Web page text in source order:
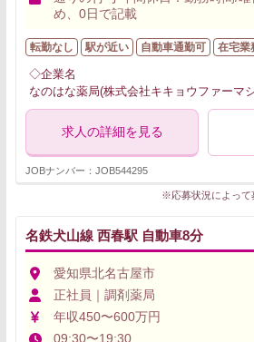
め、0日で記載
転勤なし 駅が近い 自動車通勤可 在宅業
◇企業名
なのはな薬局(株式会社キキョウファーマ
求人の詳細を見る
JOBナンバー：JOB544295
※応募状況によって
名鉄犬山線 西春駅 自動車8分
愛知県北名古屋市
正社員｜調剤薬局
年収450〜600万円
09:30〜19:30